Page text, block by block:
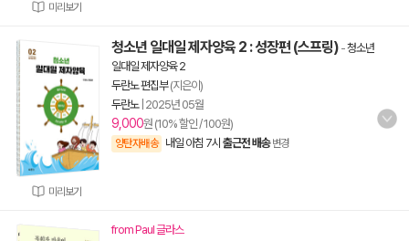
미리보기
미리보기
청소년 일대일 제자양육 2 : 성장편 (스프링) -청소년
일대일 제자양육 2
두란노 편집부(지은이)
두란노| 2025년 05월
9,000원 (10% 할인 / 100원)
양탄자배송 내일 아침 7시 출근전 배송 변경
from Paul 글라스